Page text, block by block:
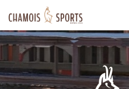
au
contenu
principal